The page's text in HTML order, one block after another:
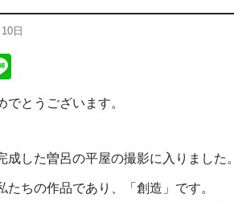
日
でとうございます。
成した曽呂の平屋の撮影に入りました。
たちの作品であり、「創造」です。